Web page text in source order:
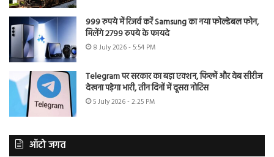
999 रुपये में रिजर्व करें Samsung का नया फोल्डेबल फोन,
मिलेंगे 2799 रुपये के फायदे
8 July 2026 - 5:54 PM
Telegram पर सरकार का बड़ा एक्शन, फिल्में और वेब सीरीज
देखना पड़ेगा भारी, तीन दिनों में दूसरा नोटिस
5 July 2026 - 2:25 PM
ऑटो जगत